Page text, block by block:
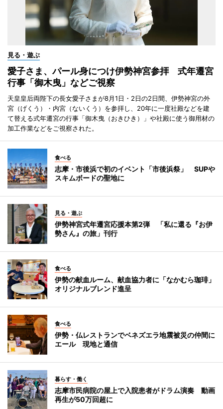
見る・遊ぶ
愛子さま、パール身につけ伊勢神宮参拝 式年遷宮
行事「御木曳」などご視察
天皇皇后両陛下の長女愛子さまが8月1日・2日の2日間、伊勢神宮の外
宮（げくう）・内宮（ないくう）を参拝し、20年に一度社殿などを建
て替える式年遷宮の行事「御木曳（おきひき）」や社殿に使う御用材の
加工作業などをご視察された。
食べる
志摩・市後浜で初のイベント「市後浜祭」 SUPや
スキムボードの聖地に
見る・遊ぶ
伊勢神宮式年遷宮応援本第2弾 「私に還る『お伊
勢さん』の旅」刊行
食べる
伊勢の献血ルーム、献血協力者に「なかむら珈琲」
オリジナルブレンド進呈
食べる
伊勢・仏レストランでベネズエラ地震被災の仲間に
エール 現地と通信
暮らす・働く
志摩市民病院の屋上で入院患者がドラム演奏 動画
再生が50万回超に